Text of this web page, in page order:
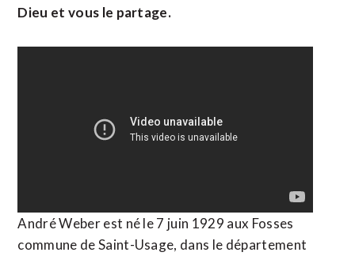
Dieu et vous le partage.
André Weber est né le 7 juin 1929 aux Fosses
commune de Saint-Usage, dans le département